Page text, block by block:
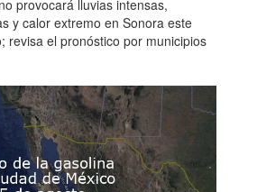
provocará lluvias intensas,
y calor extremo en Sonora este
revisa el pronóstico por municipios